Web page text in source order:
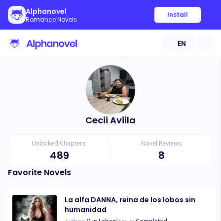
Alphanovel
Romance Novels
Install
EN
Cecii Aviila
Unlocked Chapters:
489
Novel Reviews:
8
Favorite Novels
La alfa DANNA, reina de los lobos sin
humanidad